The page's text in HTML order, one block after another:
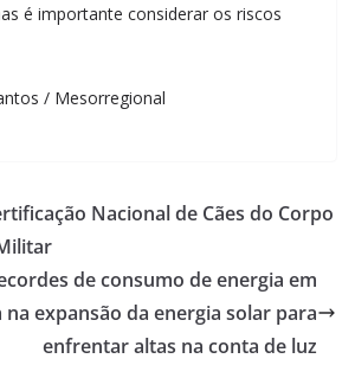
é importante considerar os riscos
/ Mesorregional
Nacional de Cães do Corpo
de consumo de energia em
na expansão da energia solar para
enfrentar altas na conta de luz